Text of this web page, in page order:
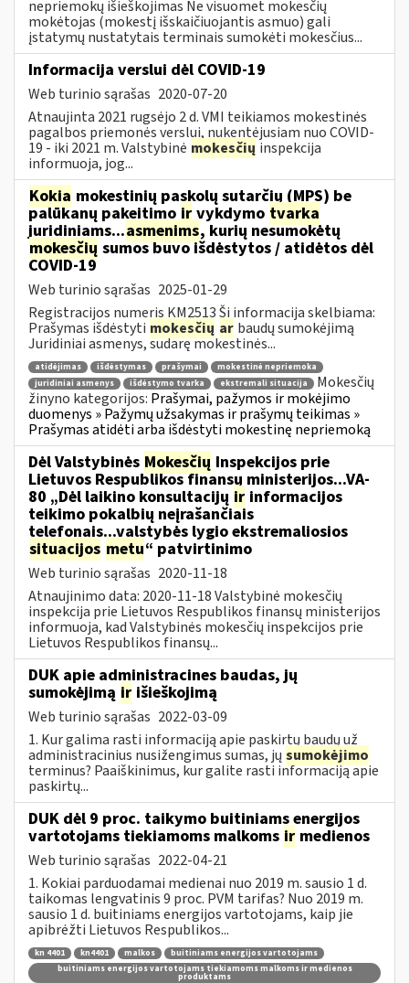
nepriemokų išieškojimas Ne visuomet mokesčių
mokėtojas (mokestį išskaičiuojantis asmuo) gali
įstatymų nustatytais terminais sumokėti mokesčius...
Informacija verslui dėl COVID-19
Web turinio sąrašas 2020-07-20
Atnaujinta 2021 rugsėjo 2 d. VMI teikiamos mokestinės
pagalbos priemonės verslui, nukentėjusiam nuo COVID-
19 - iki 2021 m. Valstybinė mokesčių inspekcija
informuoja, jog...
Kokia mokestinių paskolų sutarčių (MPS) be
palūkanų pakeitimo ir vykdymo tvarka
juridiniams...asmenims, kurių nesumokėtų
mokesčių sumos buvo išdėstytos / atidėtos dėl
COVID-19
Web turinio sąrašas 2025-01-29
Registracijos numeris KM2513 Ši informacija skelbiama:
Prašymas išdėstyti mokesčių ar baudų sumokėjimą
Juridiniai asmenys, sudarę mokestinės...
atidėjimas išdėstymas prašymai
mokestinė nepriemoka
juridiniai asmenys
išdėstymo tvarka ekstremali situacija
Mokesčių
žinyno kategorijos: Prašymai, pažymos ir mokėjimo
duomenys » Pažymų užsakymas ir prašymų teikimas »
Prašymas atidėti arba išdėstyti mokestinę nepriemoką
Dėl Valstybinės Mokesčių Inspekcijos prie
Lietuvos Respublikos finansų ministerijos...VA-
80 „Dėl laikino konsultacijų ir informacijos
teikimo pokalbių neįrašančiais
telefonais...valstybės lygio ekstremaliosios
situacijos metu“ patvirtinimo
Web turinio sąrašas 2020-11-18
Atnaujinimo data: 2020-11-18 Valstybinė mokesčių
inspekcija prie Lietuvos Respublikos finansų ministerijos
informuoja, kad Valstybinės mokesčių inspekcijos prie
Lietuvos Respublikos finansų...
DUK apie administracines baudas, jų
sumokėjimą ir išieškojimą
Web turinio sąrašas 2022-03-09
1. Kur galima rasti informaciją apie paskirtų baudų už
administracinius nusižengimus sumas, jų sumokėjimo
terminus? Paaiškinimus, kur galite rasti informaciją apie
paskirtų...
DUK dėl 9 proc. taikymo buitiniams energijos
vartotojams tiekiamoms malkoms ir medienos
Web turinio sąrašas 2022-04-21
1. Kokiai parduodamai medienai nuo 2019 m. sausio 1 d.
taikomas lengvatinis 9 proc. PVM tarifas? Nuo 2019 m.
sausio 1 d. buitiniams energijos vartotojams, kaip jie
apibrėžti Lietuvos Respublikos...
kn 4401 kn4401 malkos
buitiniams energijos vartotojams
buitiniams energijos vartotojams tiekiamoms malkoms ir medienos
produktams